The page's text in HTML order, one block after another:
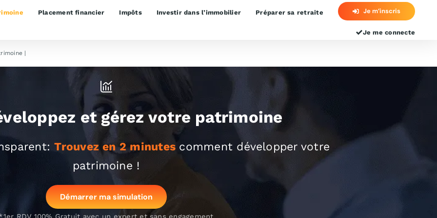
Placement financier Impôts Investir dans l’immobilier Préparer sa retraite Je m’inscris
Je me connecte
|
et gérez votre patrimoine
Trouvez en 2 minutes comment développer votre
patrimoine !
Démarrer ma simulation